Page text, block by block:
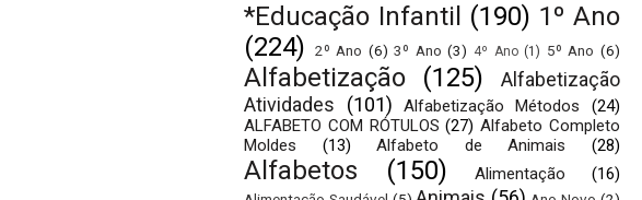
*Educação Infantil (190) 1º Ano
(224)
2º Ano (6) 3º Ano (3) 4º Ano (1) 5º Ano (6)
Alfabetização (125)
Alfabetização
Atividades
(101) Alfabetização Métodos
(24)
ALFABETO COM RÓTULOS (27) Alfabeto Completo
Moldes
(13) Alfabeto de Animais (28)
Alfabetos (150) Alimentação (16)